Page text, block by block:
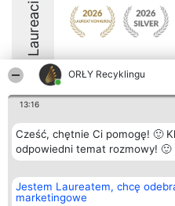
ORŁY Recyklingu
13:16
Cześć, chętnie Ci pomogę! 🙂
odpowiedni temat rozmowy! 🙂
Jestem Laureatem, chcę
marketingowe
Laureaci
8.6
Organizator plebiscytu
Bright Side Solutions sp. z o.
o. sp. k.
Wrocław 50-079
KRS 0000749100 | Regon
Lista